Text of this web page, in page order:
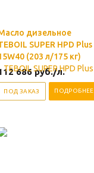
дизельное
SUPER HPD Plus
(203 л/175 кг)
686руб./л.
ПОД ЗАКАЗ ПОДРОБНЕЕ